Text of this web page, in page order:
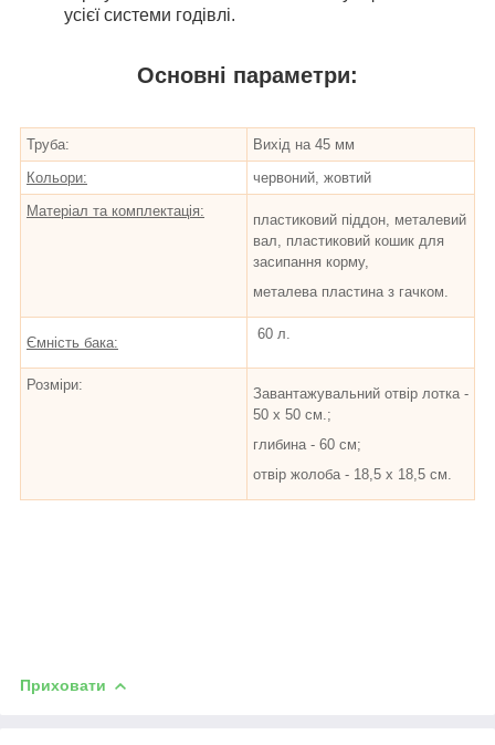
усієї системи годівлі.
Основні параметри:
Труба:
Вихід на 45 мм
Кольори:
червоний, жовтий
Матеріал та комплектація:
пластиковий піддон, металевий
вал, пластиковий кошик для
засипання корму,
металева пластина з гачком.
Ємність бака:
60 л.
Розміри:
Завантажувальний отвір лотка -
50 х 50 см.;
глибина - 60 см;
отвір жолоба - 18,5 х 18,5 см.
Приховати